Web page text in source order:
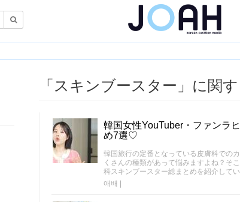
「スキンブースター」に関
韓国女性YouTuber・ファンラ
め7選♡
韓国旅行の定番となっている皮膚科での
くさんの種類があって悩みますよね？そ
科スキンブースター総まとめを紹介して
애배